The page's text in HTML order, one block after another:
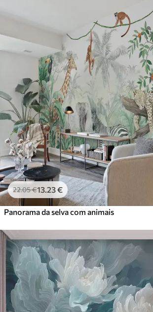
22.05€13.23€
Panorama da selva com animais